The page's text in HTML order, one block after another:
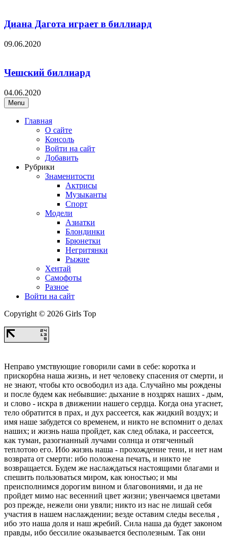
Диана Дагота играет в биллиард
09.06.2020
Чешский биллиард
04.06.2020
Menu
Главная
О сайте
Консоль
Войти на сайт
Добавить
Рубрики
Знаменитости
Актрисы
Музыканты
Спорт
Модели
Азиатки
Блондинки
Брюнетки
Негритянки
Рыжие
Хентай
Самофоты
Разное
Войти на сайт
Copyright © 2026 Girls Top
Неправо умствующие говорили сами в себе: коротка и
прискорбна наша жизнь, и нет человеку спасения от смерти, и
не знают, чтобы кто освободил из ада. Случайно мы рождены
и после будем как небывшие: дыхание в ноздрях наших - дым,
и слово - искра в движении нашего сердца. Когда она угаснет,
тело обратится в прах, и дух рассеется, как жидкий воздух; и
имя наше забудется со временем, и никто не вспомнит о делах
наших; и жизнь наша пройдет, как след облака, и рассеется,
как туман, разогнанный лучами солнца и отягченный
теплотою его. Ибо жизнь наша - прохождение тени, и нет нам
возврата от смерти: ибо положена печать, и никто не
возвращается. Будем же наслаждаться настоящими благами и
спешить пользоваться миром, как юностью; и мы
преисполнимся дорогим вином и благовониями, и да не
пройдет мимо нас весенний цвет жизни; увенчаемся цветами
роз прежде, нежели они увяли; никто из нас не лишай себя
участия в нашем наслаждении; везде оставим следы веселья ,
ибо это наша доля и наш жребий. Сила наша да будет законом
правды, ибо бессилие оказывается бесполезным. Так они